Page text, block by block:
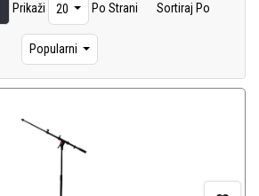
Prikaži 20 Po Strani Sortiraj Po
Popularni